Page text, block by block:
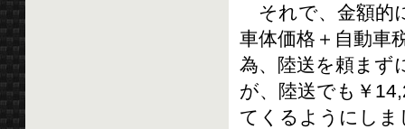
それで、金額的
車体価格＋自動車
為、陸送を頼まず
が、陸送でも￥
てくるようにしま